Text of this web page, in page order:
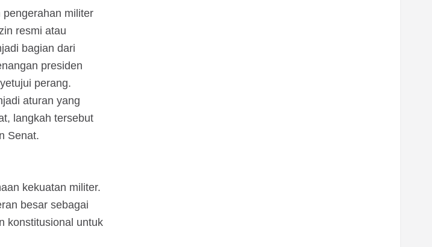
militer
resmi atau
bagian dari
presiden
perang.
aturan yang
langkah tersebut
Senat.
kekuatan militer.
besar sebagai
konstitusional untuk